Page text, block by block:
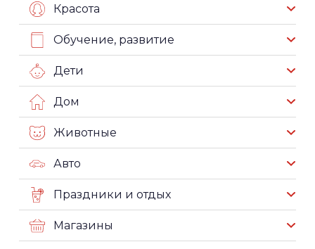
Красота
Обучение, развитие
Дети
Дом
Животные
Авто
Праздники и отдых
Магазины